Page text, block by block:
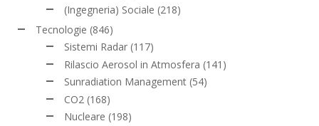
(Ingegneria) Sociale (218)
Tecnologie (846)
Sistemi Radar (117)
Rilascio Aerosol in Atmosfera (141)
Sunradiation Management (54)
CO2 (168)
Nucleare (198)